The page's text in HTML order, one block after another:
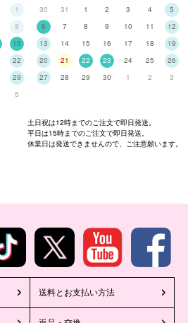
1
8
15
22
29
5
30
31 1 2 3 4
5
6
7 8 9 10 11
12
13
14 15 16 17 18
19
20
21 22 23 24 25
26
27
28 29 30 1 2 3
土日祝は12時までのご注文で即日発送。
平日は15時までのご注文で即日発送。
休業日は発送できませんので、ご注意願います。
送料とお支払い方法